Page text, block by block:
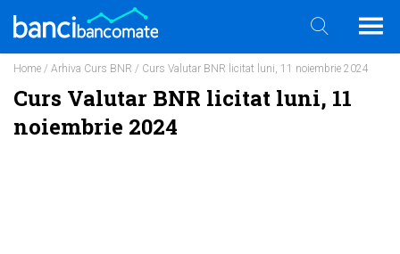
Home / Arhiva Curs BNR / Curs Valutar BNR licitat luni, 11 noiembrie 2024
Curs Valutar BNR licitat luni, 11
noiembrie 2024